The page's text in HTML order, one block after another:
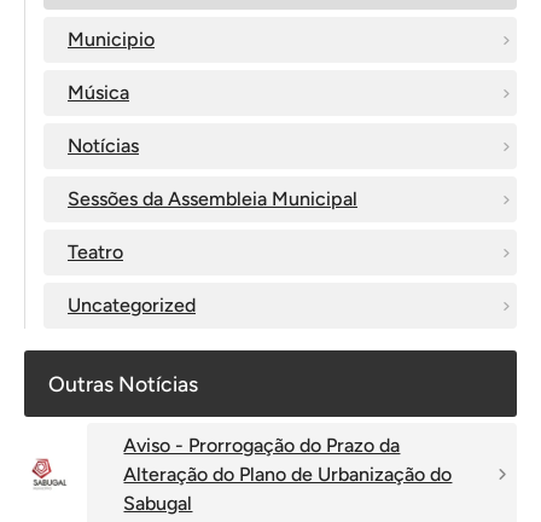
Municipio
Música
Notícias
Sessões da Assembleia Municipal
Teatro
Uncategorized
Outras Notícias
Aviso - Prorrogação do Prazo da
Alteração do Plano de Urbanização do
Sabugal